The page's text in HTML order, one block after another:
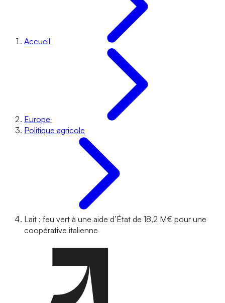
Accueil
Europe
Politique agricole
Lait : feu vert à une aide d’État de 18,2 M€ pour une
coopérative italienne